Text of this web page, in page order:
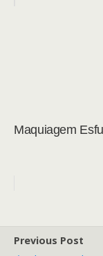
Maquiagem
Previous Post